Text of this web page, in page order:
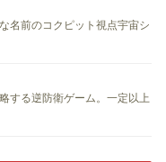
名前のコクピット視点宇宙シ
する逆防衛ゲーム。一定以上